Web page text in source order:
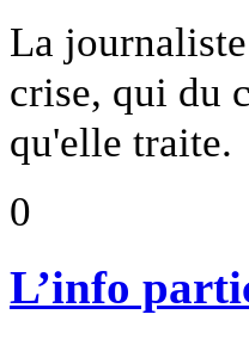
La
crise, qui du
qu'elle traite.
0
L’info